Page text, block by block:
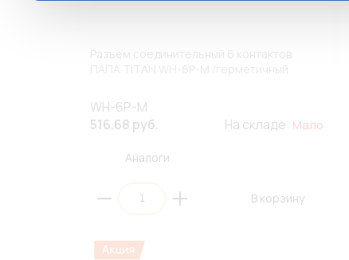
Разъем соединительный 6 контактов
ПАПА TITAN WH-6P-M /герметичный
WH-6P-M
516.68 руб.
На складе: Мало
Аналоги
В корзину